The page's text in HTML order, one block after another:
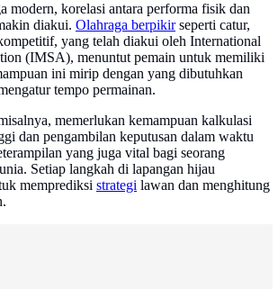
modern, korelasi antara performa fisik dan
diakui. Olahraga berpikirseperti catur,
yang telah diakui oleh International
(IMSA), menuntut pemain untuk memiliki
ini mirip dengan yang dibutuhkan
tempo permainan.
memerlukan kemampuan kalkulasi
dan pengambilan keputusan dalam waktu
yang juga vital bagi seorang
Setiap langkah di lapangan hijau
memprediksi strategi lawan dan menghitung